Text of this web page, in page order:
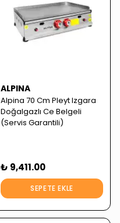
ALPINA
Alpina 70 Cm Pleyt Izgara
Doğalgazlı Ce Belgeli
(Servis Garantili)
₺ 9,411.00
SEPETE EKLE